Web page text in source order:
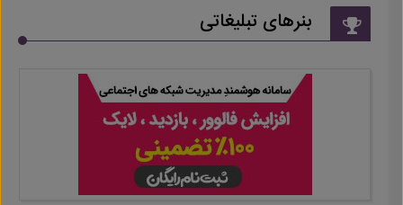
بنرهای تبلیغاتی